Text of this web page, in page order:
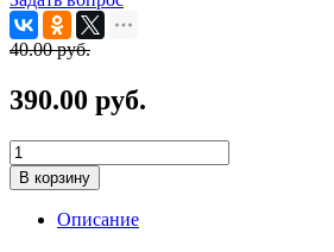
40.00 руб.
390.00 руб.
В корзину
Описание